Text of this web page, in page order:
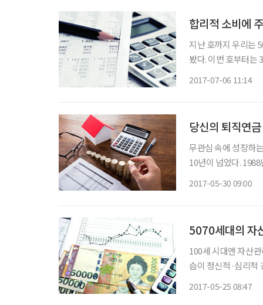
합리적 소비에
지난 호까지 우리는
봤다. 이번 호부터는
2017-07-06 11:14
당신의 퇴직연
무관심 속에 성장하
10년이 넘었다.
2017-05-30 09:00
5070세대의 자
100세 시대엔 자산
습이 정신적·심리적
2017-05-25 08:47